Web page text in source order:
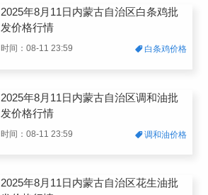
2025年8月11日内蒙古自治区白条鸡批
发价格行情
时间：08-11 23:59 白条鸡价格
2025年8月11日内蒙古自治区调和油批
发价格行情
时间：08-11 23:59 调和油价格
2025年8月11日内蒙古自治区花生油批